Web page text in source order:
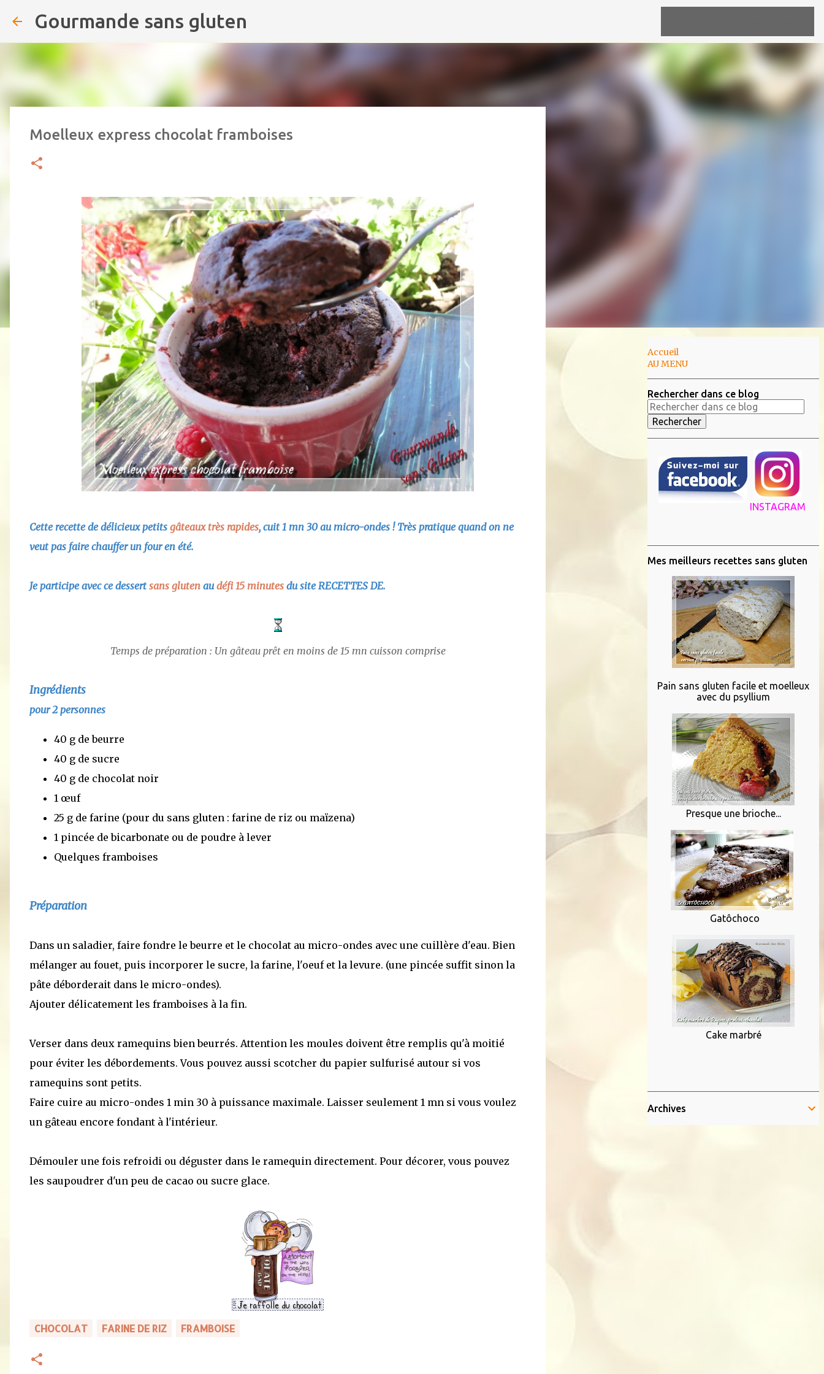
Gourmande sans gluten
Moelleux express chocolat framboises
Cette recette de délicieux petits gâteaux très rapides, cuit 1 mn 30 au micro-ondes ! Très pratique quand on ne
veut pas faire chauffer un four en été.
Je participe avec ce dessertsans gluten audéfi 15 minutes du site RECETTES DE.
Temps de préparation : Un gâteau prêt en moins de 15 mn cuisson comprise
Ingrédients
pour 2 personnes
40 g de beurre
40 g de sucre
40 g de chocolat noir
1 œuf
25 g de farine (pour du sans gluten : farine de riz ou maïzena)
1 pincée de bicarbonate ou de poudre à lever
Quelques framboises
Préparation
Dans un saladier, faire fondre le beurre et le chocolat au micro-ondes avec une cuillère d'eau. Bien
mélanger au fouet, puis incorporer le sucre, la farine, l'oeuf et la levure. (une pincée suffit sinon la
pâte déborderait dans le micro-ondes).
Ajouter délicatement les framboises à la fin.
Verser dans deux ramequins bien beurrés. Attention les moules doivent être remplis qu'à moitié
pour éviter les débordements. Vous pouvez aussi scotcher du papier sulfurisé autour si vos
ramequins sont petits.
Faire cuire au micro-ondes 1 min 30 à puissance maximale. Laisser seulement 1 mn si vous voulez
un gâteau encore fondant à l'intérieur.
Démouler une fois refroidi ou déguster dans le ramequin directement. Pour décorer, vous pouvez
les saupoudrer d'un peu de cacao ou sucre glace.
CHOCOLAT FARINE DE RIZ FRAMBOISE
Accueil
AU MENU
Rechercher dans ce blog
INSTAGRAM
Mes meilleurs recettes sans gluten
Pain sans gluten facile et moelleux
avec du psyllium
Presque une brioche...
Gatôchoco
Cake marbré
Archives